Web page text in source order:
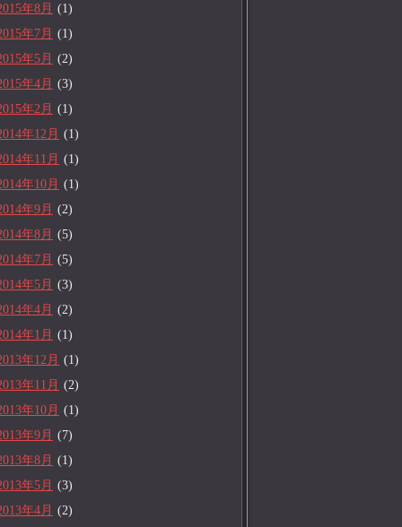
年8月 (1)
年7月 (1)
年5月 (2)
年4月 (3)
年2月 (1)
年12月 (1)
年11月 (1)
年10月 (1)
年9月 (2)
年8月 (5)
年7月 (5)
年5月 (3)
年4月 (2)
年1月 (1)
年12月 (1)
年11月 (2)
年10月 (1)
年9月 (7)
年8月 (1)
年5月 (3)
年4月 (2)